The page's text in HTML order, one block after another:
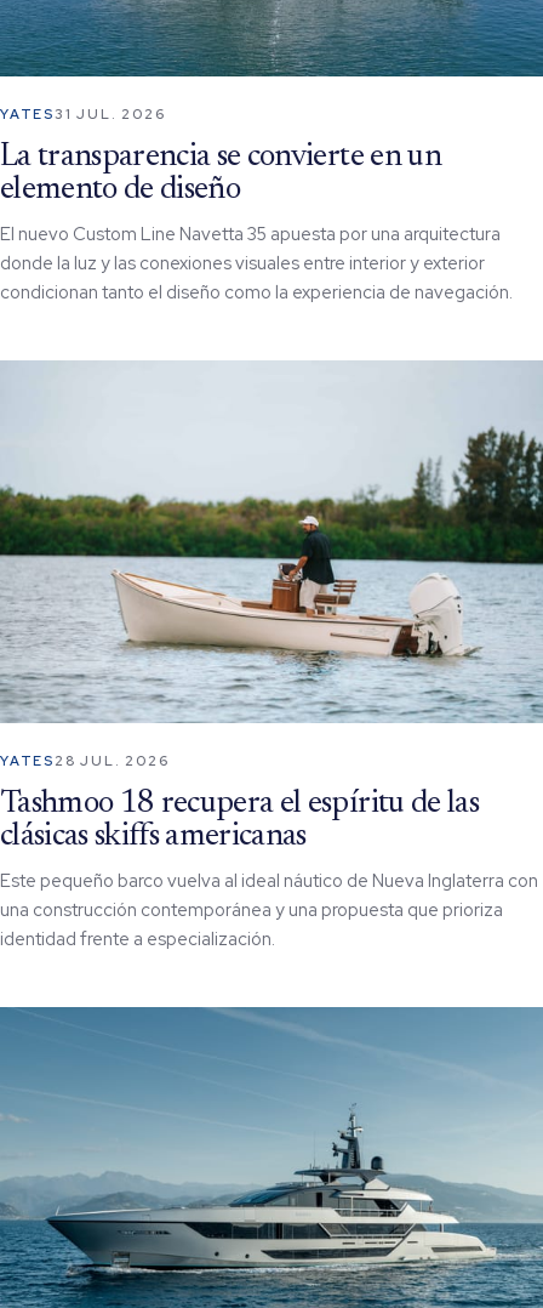
YATES31 JUL. 2026
La transparencia se convierte en un
elemento de diseño
El nuevo Custom Line Navetta 35 apuesta por una arquitectura
donde la luz y las conexiones visuales entre interior y exterior
condicionan tanto el diseño como la experiencia de navegación.
YATES 28 JUL. 2026
Tashmoo 18 recupera el espíritu de las
clásicas skiffs americanas
Este pequeño barco vuelva al ideal náutico de Nueva Inglaterra con
una construcción contemporánea y una propuesta que prioriza
identidad frente a especialización.